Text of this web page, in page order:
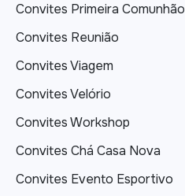
Convites Primeira Comunhão
Convites Reunião
Convites Viagem
Convites Velório
Convites Workshop
Convites Chá Casa Nova
Convites Evento Esportivo